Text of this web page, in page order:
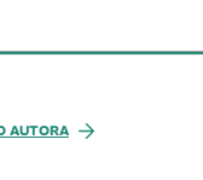
AUTORA